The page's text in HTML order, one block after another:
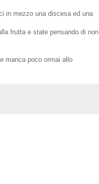
in mezzo una discesa ed una
frutta e state pensando di non
manca poco ormai allo